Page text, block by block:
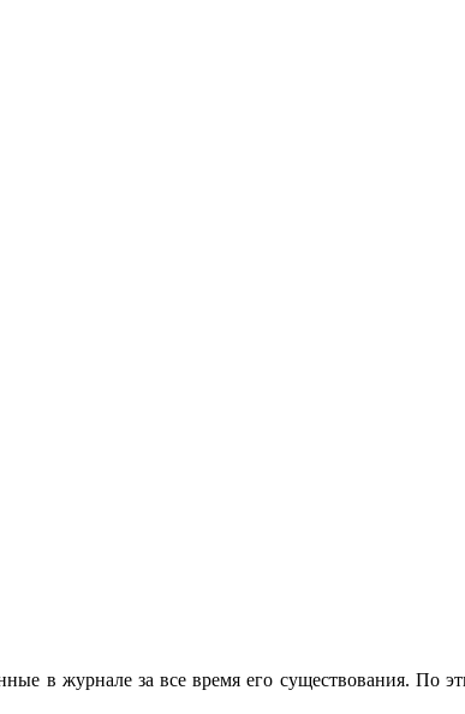
в журнале за все время его существования. По